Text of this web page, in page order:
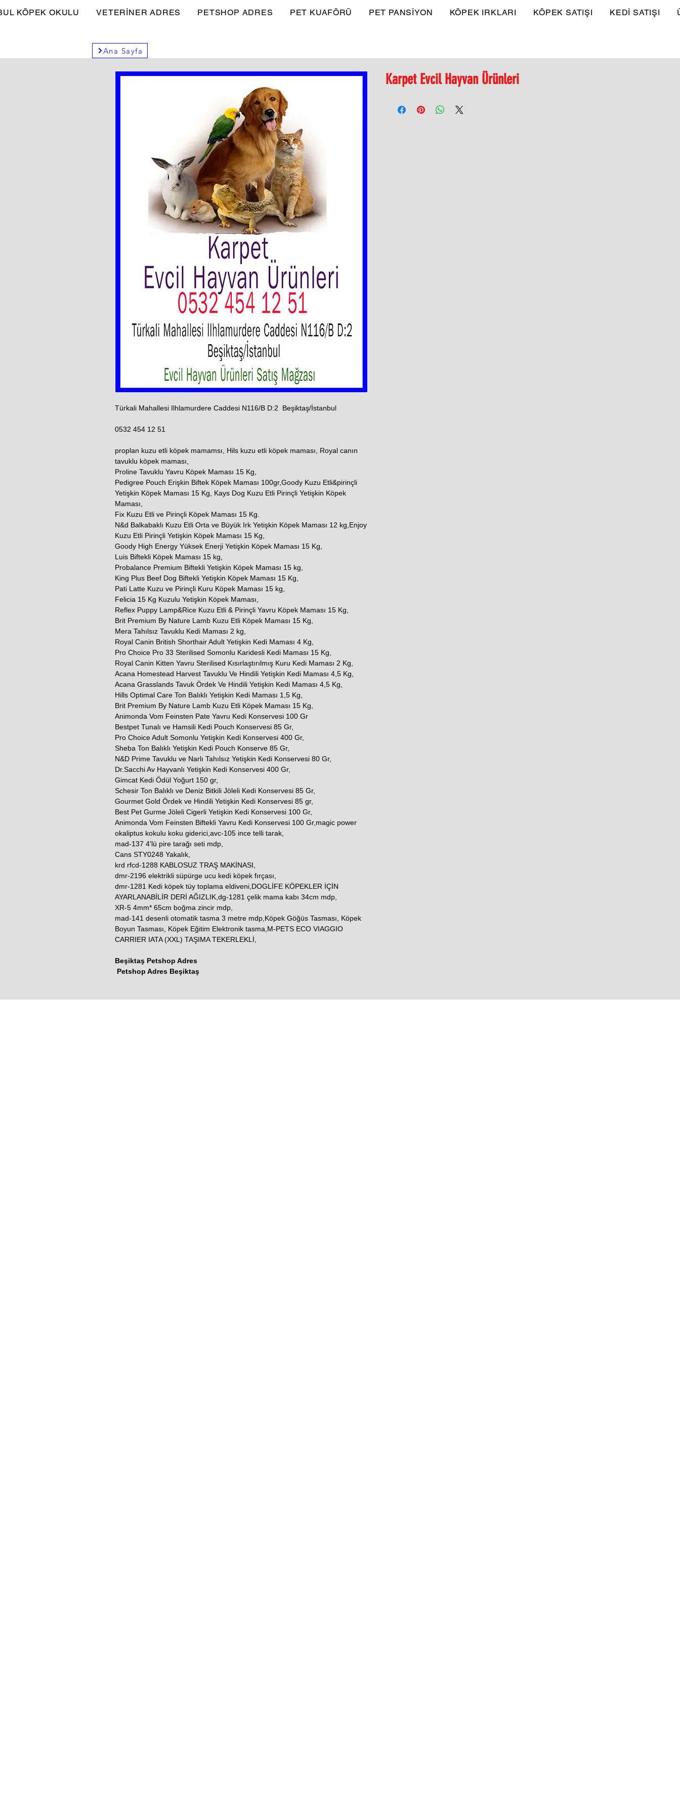
KÖPEK OKULU VETERİNER ADRES PETSHOP ADRES PET KUAFÖRÜ PET PANSİYON KÖPEK IRKLARI KÖPEK SATIŞI KEDİ SATIŞI
Ana Sayfa
Türkali Mahallesi Ilhlamurdere Caddesi N116/B D:2 Beşiktaş/İstanbul
0532 454 12 51
proplan kuzu etli köpek mamamsı, Hils kuzu etli köpek maması, Royal canın
tavuklu köpek maması,
Proline Tavuklu Yavru Köpek Maması 15 Kg,
Pedigree Pouch Erişkin Biftek Köpek Maması 100gr,Goody Kuzu Etli&pirinçli
Yetişkin Köpek Maması 15 Kg, Kays Dog Kuzu Etli Pirinçli Yetişkin Köpek
Maması,
Fix Kuzu Etli ve Pirinçli Köpek Maması 15 Kg.
N&d Balkabaklı Kuzu Etli Orta ve Büyük Irk Yetişkin Köpek Maması 12 kg,Enjoy
Kuzu Etli Pirinçli Yetişkin Köpek Maması 15 Kg,
Goody High Energy Yüksek Enerji Yetişkin Köpek Maması 15 Kg,
Luis Biftekli Köpek Maması 15 kg,
Probalance Premium Biftekli Yetişkin Köpek Maması 15 kg,
King Plus Beef Dog Biftekli Yetişkin Köpek Maması 15 Kg,
Pati Latte Kuzu ve Pirinçli Kuru Köpek Maması 15 kg,
Felicia 15 Kg Kuzulu Yetişkin Köpek Maması,
Reflex Puppy Lamp&Rice Kuzu Etli & Pirinçli Yavru Köpek Maması 15 Kg,
Brit Premium By Nature Lamb Kuzu Etli Köpek Maması 15 Kg,
Mera Tahılsız Tavuklu Kedi Maması 2 kg,
Royal Canin British Shorthair Adult Yetişkin Kedi Maması 4 Kg,
Pro Choice Pro 33 Sterilised Somonlu Karidesli Kedi Maması 15 Kg,
Royal Canin Kitten Yavru Sterilised Kısırlaştırılmış Kuru Kedi Maması 2 Kg,
Acana Homestead Harvest Tavuklu Ve Hindili Yetişkin Kedi Maması 4,5 Kg,
Acana Grasslands Tavuk Ördek Ve Hindili Yetişkin Kedi Maması 4,5 Kg,
Hills Optimal Care Ton Balıklı Yetişkin Kedi Maması 1,5 Kg,
Brit Premium By Nature Lamb Kuzu Etli Köpek Maması 15 Kg,
Animonda Vom Feinsten Pate Yavru Kedi Konservesi 100 Gr
Bestpet Tunalı ve Hamsili Kedi Pouch Konservesi 85 Gr,
Pro Choice Adult Somonlu Yetişkin Kedi Konservesi 400 Gr,
Sheba Ton Balıklı Yetişkin Kedi Pouch Konserve 85 Gr,
N&D Prime Tavuklu ve Narlı Tahılsız Yetişkin Kedi Konservesi 80 Gr,
Dr.Sacchi Av Hayvanlı Yetişkin Kedi Konservesi 400 Gr,
Gimcat Kedi Ödül Yoğurt 150 gr,
Schesir Ton Balıklı ve Deniz Bitkili Jöleli Kedi Konservesi 85 Gr,
Gourmet Gold Ördek ve Hindili Yetişkin Kedi Konservesi 85 gr,
Best Pet Gurme Jöleli Cigerli Yetişkin Kedi Konservesi 100 Gr,
Animonda Vom Feinsten Biftekli Yavru Kedi Konservesi 100 Gr,magic power
okaliptus kokulu koku giderici,avc-105 ince telli tarak,
mad-137 4'lü pire tarağı seti mdp,
Cans STY0248 Yakalık,
krd rfcd-1288 KABLOSUZ TRAŞ MAKİNASI,
dmr-2196 elektrikli süpürge ucu kedi köpek fırçası,
dmr-1281 Kedi köpek tüy toplama eldiveni,DOGLİFE KÖPEKLER İÇİN
AYARLANABİLİR DERİ AĞIZLIK,dg-1281 çelik mama kabı 34cm mdp,
XR-5 4mm* 65cm boğma zincir mdp,
mad-141 desenli otomatik tasma 3 metre mdp,Köpek Göğüs Tasması, Köpek
Boyun Tasması, Köpek Eğitim Elektronik tasma,M-PETS ECO VIAGGIO
CARRIER IATA (XXL) TAŞIMA TEKERLEKLİ,
Beşiktaş Petshop Adres
Petshop Adres Beşiktaş
Karpet Evcil Hayvan Ürünleri